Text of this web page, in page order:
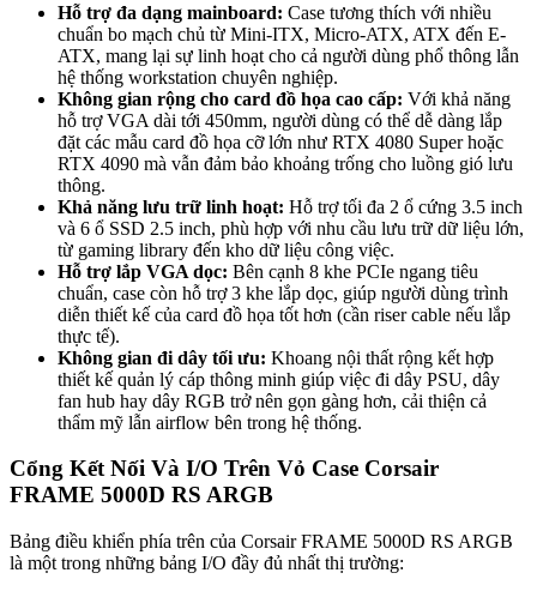
Hỗ trợ đa dạng mainboard: Case tương thích với nhiều
chuẩn bo mạch chủ từ Mini-ITX, Micro-ATX, ATX đến E-
ATX, mang lại sự linh hoạt cho cả người dùng phổ thông lẫn
hệ thống workstation chuyên nghiệp.
Không gian rộng cho card đồ họa cao cấp: Với khả năng
hỗ trợ VGA dài tới 450mm, người dùng có thể dễ dàng lắp
đặt các mẫu card đồ họa cỡ lớn như RTX 4080 Super hoặc
RTX 4090 mà vẫn đảm bảo khoảng trống cho luồng gió lưu
thông.
Khả năng lưu trữ linh hoạt: Hỗ trợ tối đa 2 ổ cứng 3.5 inch
và 6 ổ SSD 2.5 inch, phù hợp với nhu cầu lưu trữ dữ liệu lớn,
từ gaming library đến kho dữ liệu công việc.
Hỗ trợ lắp VGA dọc: Bên cạnh 8 khe PCIe ngang tiêu
chuẩn, case còn hỗ trợ 3 khe lắp dọc, giúp người dùng trình
diễn thiết kế của card đồ họa tốt hơn (cần riser cable nếu lắp
thực tế).
Không gian đi dây tối ưu: Khoang nội thất rộng kết hợp
thiết kế quản lý cáp thông minh giúp việc đi dây PSU, dây
fan hub hay dây RGB trở nên gọn gàng hơn, cải thiện cả
thẩm mỹ lẫn airflow bên trong hệ thống.
Cổng Kết Nối Và I/O Trên Vỏ Case Corsair
FRAME 5000D RS ARGB
Bảng điều khiển phía trên của Corsair FRAME 5000D RS ARGB
là một trong những bảng I/O đầy đủ nhất thị trường: